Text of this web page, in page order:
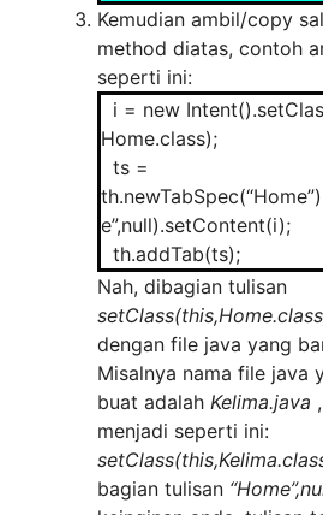
Kedua.class);
ts =
a”,null).setContent(i);
th.addTab(ts);
i = new
Ketiga.class);
ts =
a”,null).setContent(i);
th.addTab(ts);
i = new
Keempat.class);
ts =
Kemudian ambil/copy
method diatas, contoh
seperti ini:
i = new
Home.class);
ts =
e”,null).setContent(i);
th.addTab(ts);
Nah, dibagian tulisan
setClass(this,
dengan file java yang
Misalnya nama file java
buat adalah Kelima.java
menjadi seperti ini:
setClass(this,
bagian tulisan